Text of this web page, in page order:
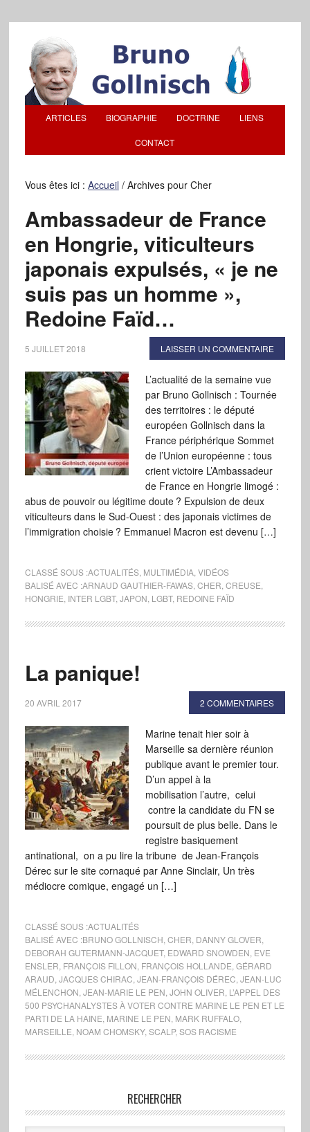
ARTICLES BIOGRAPHIE DOCTRINE LIENS
CONTACT
Vous êtes ici : Accueil /Archives pour Cher
Ambassadeur de France
en Hongrie, viticulteurs
japonais expulsés, « je ne
suis pas un homme »,
Redoine Faïd…
5 JUILLET 2018 LAISSER UN COMMENTAIRE
L’actualité de la semaine vue
par Bruno Gollnisch : Tournée
des territoires : le député
européen Gollnisch dans la
France périphérique Sommet
de l’Union européenne : tous
crient victoire L’Ambassadeur
de France en Hongrie limogé :
abus de pouvoir ou légitime doute ? Expulsion de deux
viticulteurs dans le Sud-Ouest : des japonais victimes de
l’immigration choisie ? Emmanuel Macron est devenu […]
CLASSÉ SOUS :ACTUALITÉS, MULTIMÉDIA, VIDÉOS
BALISÉ AVEC :ARNAUD GAUTHIER-FAWAS, CHER CREUSE
HONGRIE INTER LGBT, JAPON LGBT, REDOINE FAÏD
La panique!
20 AVRIL 2017 2 COMMENTAIRES
Marine tenait hier soir à
Marseille sa dernière réunion
publique avant le premier tour.
D’un appel à la
mobilisation l’autre, celui
contre la candidate du FN se
poursuit de plus belle. Dans le
registre basiquement
antinational, on a pu lire la tribune de Jean-François
Dérec sur le site cornaqué par Anne Sinclair, Un très
médiocre comique, engagé un […]
CLASSÉ SOUS :ACTUALITÉS
BALISÉ AVEC :BRUNO GOLLNISCH CHER DANNY GLOVER
DEBORAH GUTERMANN-JACQUET, EDWARD SNOWDEN EVE
ENSLER FRANÇOIS FILLON FRANÇOIS HOLLANDE GÉRARD
ARAUD JACQUES CHIRAC JEAN-FRANÇOIS DÉREC JEAN-LUC
MÉLENCHON JEAN-MARIE LE PEN JOHN OLIVER L’APPEL DES
500 PSYCHANALYSTES À VOTER CONTRE MARINE LE PEN ET LE
PARTI DE LA HAINE MARINE LE PEN MARK RUFFALO,
MARSEILLE NOAM CHOMSKY, SCALP, SOS RACISME
RECHERCHER